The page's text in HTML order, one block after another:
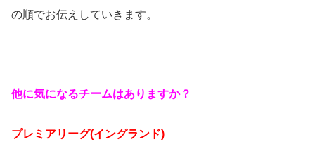
の順でお伝えしていきます。
他に気になるチームはありますか？
プレミアリーグ(イングランド)